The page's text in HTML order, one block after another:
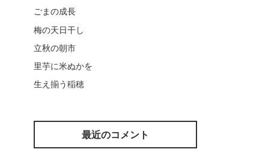
ごまの成長
梅の天日干し
立秋の朝市
里芋に米ぬかを
生え揃う稲穂
最近のコメント